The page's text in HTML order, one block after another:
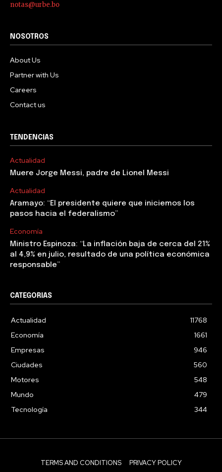
notas@urbe.bo
NOSOTROS
About Us
Partner with Us
Careers
Contact us
TENDENCIAS
Actualidad
Muere Jorge Messi, padre de Lionel Messi
Actualidad
Aramayo: “El presidente quiere que iniciemos los
pasos hacia el federalismo”
Economía
Ministro Espinoza: “La inflación baja de cerca del 21%
al 4,9% en julio, resultado de una política económica
responsable”
CATEGORIAS
Actualidad
11768
Economía
1661
Empresas
946
Ciudades
560
Motores
548
Mundo
479
Tecnología
344
TERMS AND CONDITIONS PRIVACY POLICY